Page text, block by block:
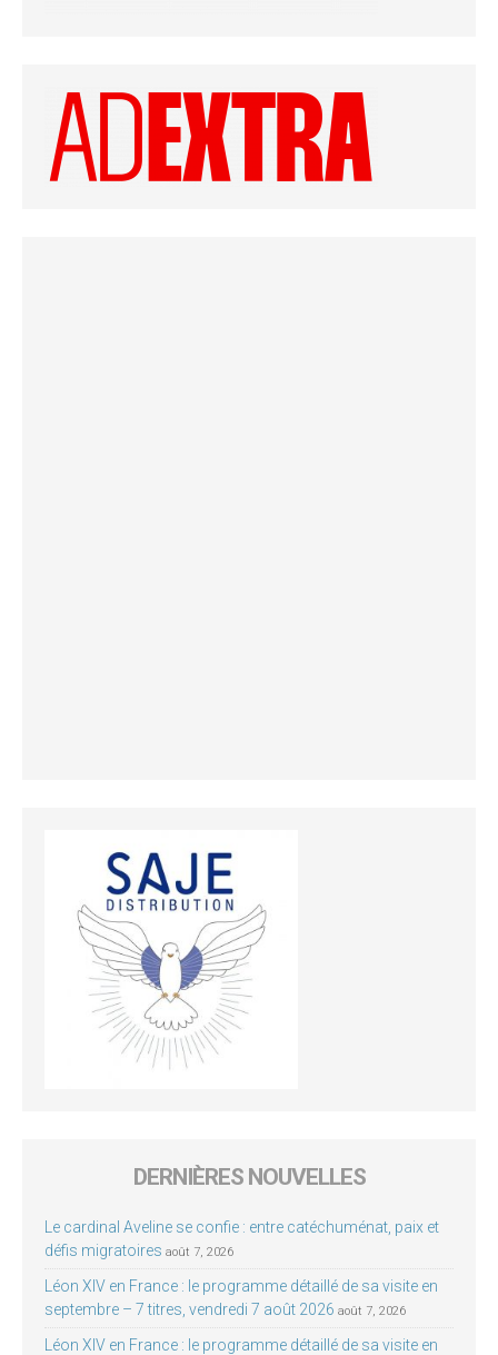
DERNIÈRES NOUVELLES
Le cardinal Aveline se confie : entre catéchuménat, paix et
défis migratoires août 7, 2026
Léon XIV en France : le programme détaillé de sa visite en
septembre – 7 titres, vendredi 7 août 2026 août 7, 2026
Léon XIV en France : le programme détaillé de sa visite en